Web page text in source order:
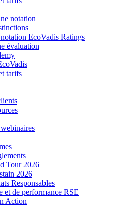
notation
EcoVadis Ratings
évaluation
tarifs
Tour 2026
2026
Responsables
et de performance RSE
Action